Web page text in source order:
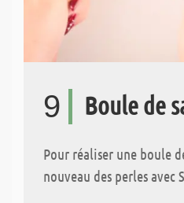
9 Boule de
Pour réaliser une boule
nouveau des perles avec